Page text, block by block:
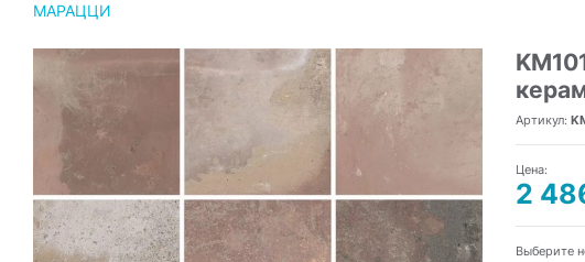
МАРАЦЦИ
Артикул:
Цена:
2
Выберите